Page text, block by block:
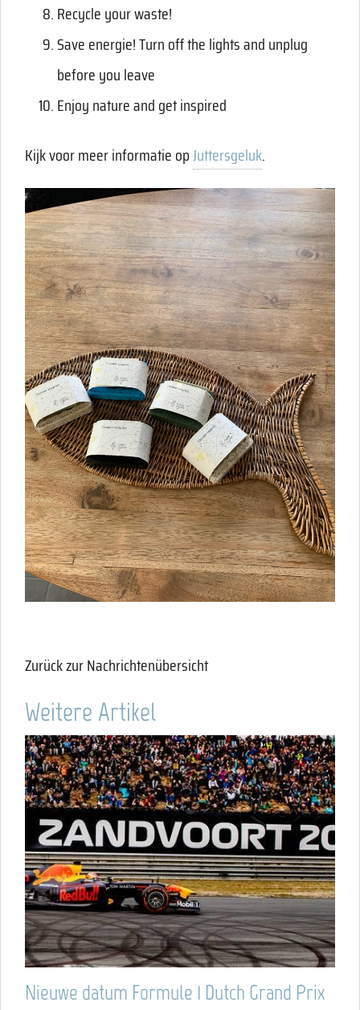
Recycle your waste!
Save energie! Turn off the lights and unplug
before you leave
Enjoy nature and get inspired
Kijk voor meer informatie opJuttersgeluk.
Zurück zur Nachrichtenübersicht
Weitere Artikel
Nieuwe datum Formule 1 Dutch Grand Prix